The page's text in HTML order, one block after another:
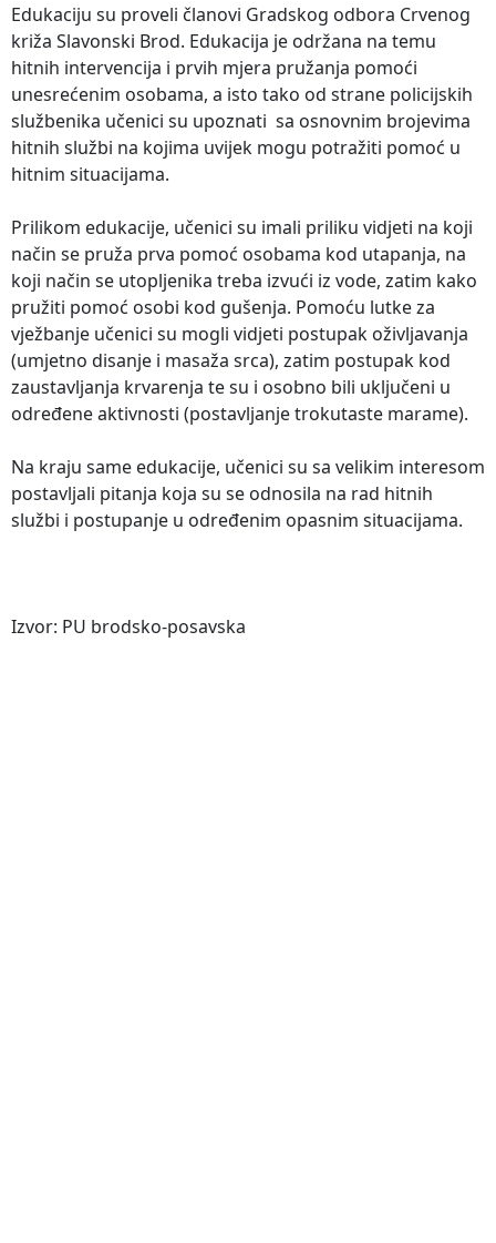
Edukaciju su proveli članovi Gradskog odbora Crvenog
križa Slavonski Brod. Edukacija je održana na temu
hitnih intervencija i prvih mjera pružanja pomoći
unesrećenim osobama, a isto tako od strane policijskih
službenika učenici su upoznati sa osnovnim brojevima
hitnih službi na kojima uvijek mogu potražiti pomoć u
hitnim situacijama.
Prilikom edukacije, učenici su imali priliku vidjeti na koji
način se pruža prva pomoć osobama kod utapanja, na
koji način se utopljenika treba izvući iz vode, zatim kako
pružiti pomoć osobi kod gušenja. Pomoću lutke za
vježbanje učenici su mogli vidjeti postupak oživljavanja
(umjetno disanje i masaža srca), zatim postupak kod
zaustavljanja krvarenja te su i osobno bili uključeni u
određene aktivnosti (postavljanje trokutaste marame).
Na kraju same edukacije, učenici su sa velikim interesom
postavljali pitanja koja su se odnosila na rad hitnih
službi i postupanje u određenim opasnim situacijama.
Izvor: PU brodsko-posavska